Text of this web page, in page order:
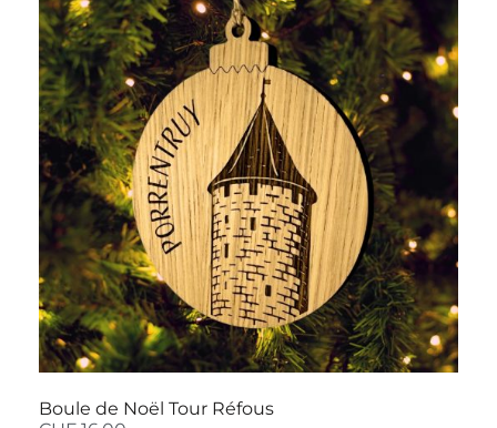
Boule de Noël Tour Réfous